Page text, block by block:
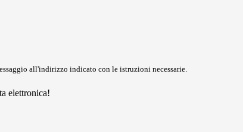
all'indirizzo indicato con le istruzioni necessarie.
elettronica!